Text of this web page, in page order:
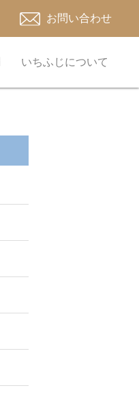
お問い合わせ
いちふじについて